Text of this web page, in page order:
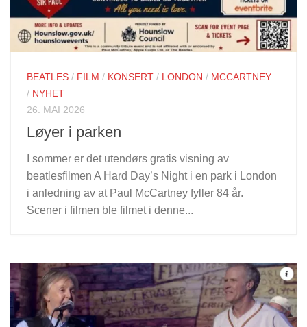
BEATLES / FILM / KONSERT / LONDON / MCCARTNEY
/ NYHET
26. MAI 2026
Løyer i parken
I sommer er det utendørs gratis visning av
beatlesfilmen A Hard Day’s Night i en park i London
i anledning av at Paul McCartney fyller 84 år.
Scener i filmen ble filmet i denne...